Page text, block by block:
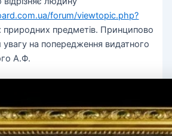
forum/viewtopic.php?
природних предметів. Принципово
на попередження видатного
А.Ф.